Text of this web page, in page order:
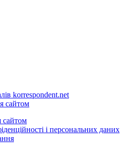
korrespondent.net
сайтом
сайтом
і персональних даних